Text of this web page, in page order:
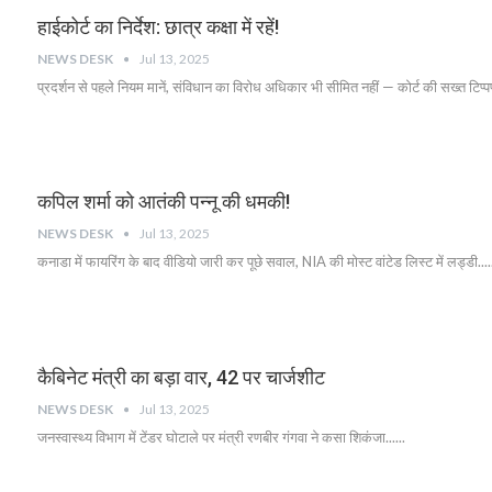
हाईकोर्ट का निर्देश: छात्र कक्षा में रहें!
NEWS DESK Jul 13, 2025
प्रदर्शन से पहले नियम मानें, संविधान का विरोध अधिकार भी सीमित नहीं — कोर्ट की सख्त
कपिल शर्मा को आतंकी पन्नू की धमकी!
NEWS DESK Jul 13, 2025
कनाडा में फायरिंग के बाद वीडियो जारी कर पूछे सवाल, NIA की मोस्ट वांटेड लिस्ट में लड्डी.....
कैबिनेट मंत्री का बड़ा वार, 42 पर चार्जशीट
NEWS DESK Jul 13, 2025
जनस्वास्थ्य विभाग में टेंडर घोटाले पर मंत्री रणबीर गंगवा ने कसा शिकंजा......